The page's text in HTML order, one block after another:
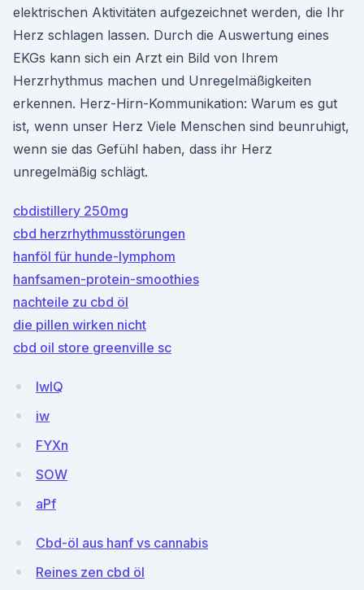
elektrischen Aktivitäten aufgezeichnet werden, die Ihr
Herz schlagen lassen. Durch die Auswertung eines
EKGs kann sich ein Arzt ein Bild von Ihrem
Herzrhythmus machen und Unregelmäßigkeiten
erkennen. Herz-Hirn-Kommunikation: Warum es gut
ist, wenn unser Herz Viele Menschen sind beunruhigt,
wenn sie das Gefühl haben, dass ihr Herz
unregelmäßig schlägt.
cbdistillery 250mg
cbd herzrhythmusstörungen
hanföl für hunde-lymphom
hanfsamen-protein-smoothies
nachteile zu cbd öl
die pillen wirken nicht
cbd oil store greenville sc
IwlQ
iw
FYXn
SOW
aPf
Cbd-öl aus hanf vs cannabis
Reines zen cbd öl